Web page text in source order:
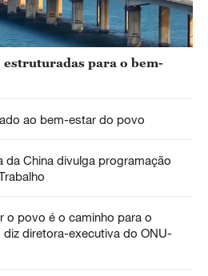
estruturadas para o bem-
ao bem-estar do povo
da China divulga programação
o povo é o caminho para o
diretora-executiva do ONU-